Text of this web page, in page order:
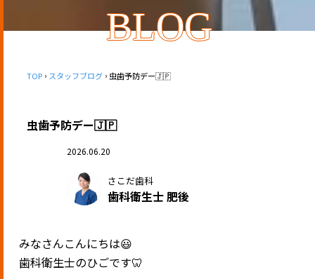
BLOG
TOP スタッフブログ 虫歯予防デー🇯🇵
虫歯予防デー🇯🇵
2026.06.20
さこだ歯科
歯科衛生士 肥後
みなさんこんにちは😃
歯科衛生士のひごです🦷